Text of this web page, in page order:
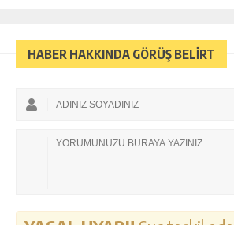
HABER HAKKINDA GÖRÜŞ BELİRT